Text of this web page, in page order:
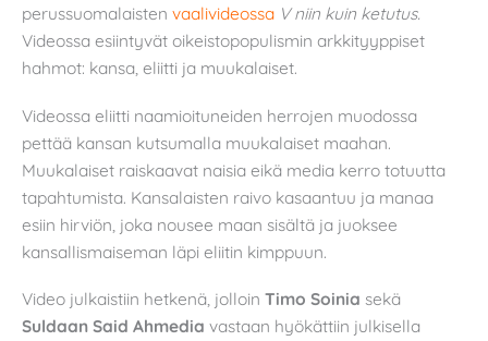
perussuomalaisten vaalivideossa V niin kuin ketutus.
Videossa esiintyvät oikeistopopulismin arkkityyppiset
hahmot: kansa, eliitti ja muukalaiset.
Videossa eliitti naamioituneiden herrojen muodossa
pettää kansan kutsumalla muukalaiset maahan.
Muukalaiset raiskaavat naisia eikä media kerro totuutta
tapahtumista. Kansalaisten raivo kasaantuu ja manaa
esiin hirviön, joka nousee maan sisältä ja juoksee
kansallismaiseman läpi eliitin kimppuun.
Video julkaistiin hetkenä, jolloin Timo Soinia sekä
Suldaan Said Ahmedia vastaan hyökättiin julkisella